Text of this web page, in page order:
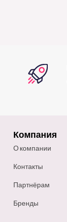
Компания
О компании
Контакты
Партнёрам
Бренды